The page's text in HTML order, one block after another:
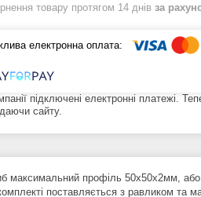
товару протягом 14 днів за
підключені електронні платежі.
сайту.
максимальний профіль 50х50х2мм,
поставляється з равликом та